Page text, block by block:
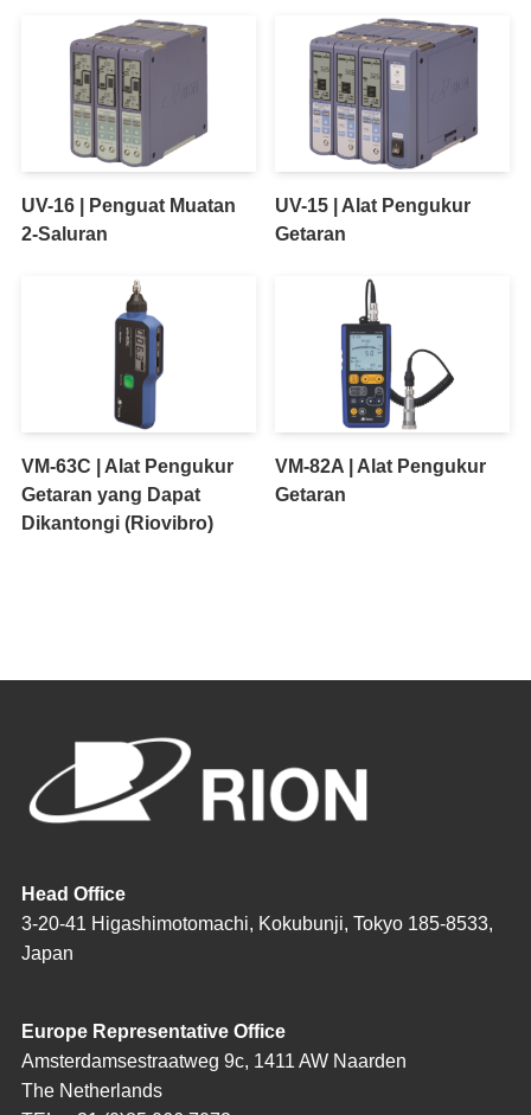
UV-16 | Penguat Muatan
2-Saluran
UV-15 | Alat Pengukur
Getaran
VM-63C | Alat Pengukur
Getaran yang Dapat
Dikantongi (Riovibro)
VM-82A | Alat Pengukur
Getaran
Head Office
3-20-41 Higashimotomachi, Kokubunji, Tokyo 185-8533,
Japan
Europe Representative Office
Amsterdamsestraatweg 9c, 1411 AW Naarden
The Netherlands